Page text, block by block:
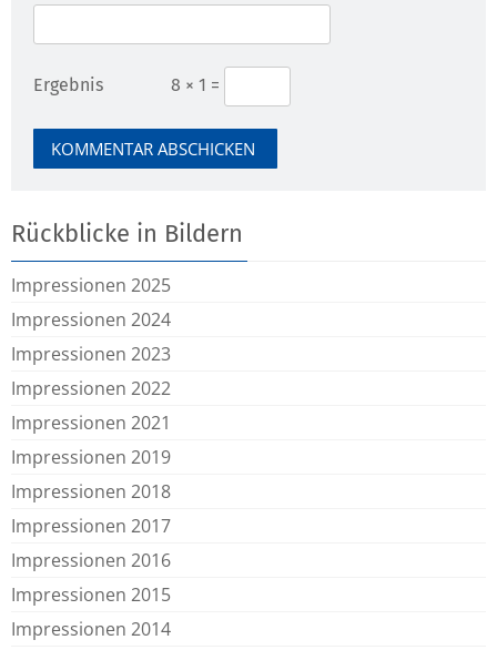
Ergebnis 8 × 1 =
Rückblicke in Bildern
Impressionen 2025
Impressionen 2024
Impressionen 2023
Impressionen 2022
Impressionen 2021
Impressionen 2019
Impressionen 2018
Impressionen 2017
Impressionen 2016
Impressionen 2015
Impressionen 2014